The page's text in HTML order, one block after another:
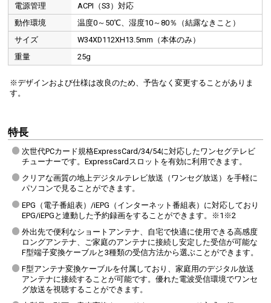
電源管理
ACPI（S3）対応
動作環境
温度0～50℃、湿度10～80％（結露なきこと）
サイズ
W34XD112XH13.5mm（本体のみ）
重量
25g
※デザインおよび仕様は改良のため、予告なく変更することがありま
す。
特長
次世代PCカード規格ExpressCard/34/54に対応したワンセグテレビ
チューナーです。ExpressCardスロットを有効に利用できます。
クリアな画質の地上デジタルテレビ放送（ワンセグ放送）を手軽に
パソコンで見ることができます。
EPG（電子番組表）/iEPG（インターネット番組表）に対応しており
EPG/iEPGと連動した予約録画をすることができます。※1※2
外出先で便利なショートアンテナ、自宅で快適に使用できる高感度
ロングアンテナ、ご家庭のアンテナに接続し安定した受信が可能な
F型端子変換ケーブルと3種類の受信方法から選ぶことができます。
F型アンテナ変換ケーブルを付属しており、家庭用のデジタル放送
アンテナに接続することが可能です。優れた電波受信環境でワンセ
グ放送を視聴することができます。